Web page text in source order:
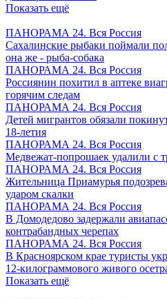
Показать ещё
ПАНОРАМА 24. Вся Россия
Сахалинские рыбаки поймали
она же - рыба-собака
ПАНОРАМА 24. Вся Россия
Россиянин похитил в аптеке
горячим следам
ПАНОРАМА 24. Вся Россия
Детей мигрантов обязали
18-летия
ПАНОРАМА 24. Вся Россия
Медвежат-попрошаек удалили с
ПАНОРАМА 24. Вся Россия
Жительница Приамурья
ударом скалки
ПАНОРАМА 24. Вся Россия
В Домодедово задержали
контрабандных черепах
ПАНОРАМА 24. Вся Россия
В Красноярском крае туристы
12-килограммового живого
Показать ещё